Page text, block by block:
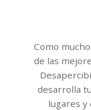
Como
de las
desarrolla
lugares y